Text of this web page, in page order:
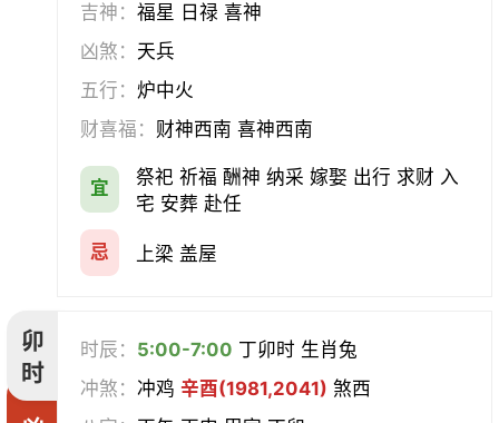
修墓 塞穴
吉神：福星 日禄 喜神
凶煞： 天兵
五行： 炉中火
财喜福： 财神西南 喜神西南
宜
祭祀 祈福 酬神 纳采 嫁娶 出行 求财 入
宅 安葬 赴任
忌 上梁 盖屋
卯
时
时辰： 5:00-7:00 丁卯时 生肖兔
冲煞：冲鸡辛酉(1981,2041) 煞西